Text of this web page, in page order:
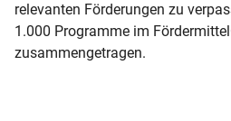
relevanten Förderungen zu
1.000 Programme im
zusammengetragen.